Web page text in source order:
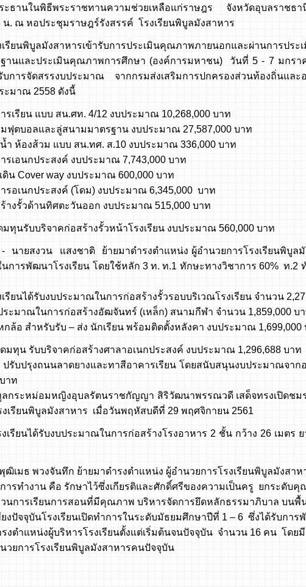
ระธานในพิธีพระราชทานความช่วยเหลือแก่ราษฎร จังหวัดอุบลรา
น. ณ หอประชุมราษฎร์รังสรรค์ โรงเรียนพิบูลมังสาหาร
มังสาหารเข้ารับการประเมินคุณภาพภายนอกและผ่านการประเ
ฐานและประเมินคุณภาพการศึกษา (องค์การมหาชน) วันที่ 5 - 7 มกรา
บการจัดสรรงบประมาณ จากกรมส่งเสริมการปกครองส่วนท้องถิ่นและ
ะมาณ 2558 ดังนี้
น แบบ สน.ศท. 4/12 งบประมาณ 10,268,000 บาท
ลและลู่สนามมาตรฐาน งบประมาณ 27,587,000 บาท
ส้วม แบบ สน.ทศ. ส.10 งบประมาณ 336,000 บาท
กประสงค์ งบประมาณ 7,743,000 บาท
way งบประมาณ 600,000 บาท
กประสงค์ (โดม) งบประมาณ 6,345,000 บาท
ด้านทิศตะวันออก งบประมาณ 515,000 บาท
ริจาคก่อสร้างรั้วหน้าโรงเรียน งบประมาณ 560,000 บาท
แสงชาติ ย้ายมาดำรงตำแหน่ง ผู้อำนวยการโรงเรียนพิบูลมัง
การพัฒนาโรงเรียน โดยใช้หลัก 3 ท. ท.1 ทักษะทางวิชาการ 60% ท.2
ะมาณในการก่อสร้างรั้วรอบบริเวณโรงเรียน จำนวน
อสร้างอัฒจันทร์ (เหล็ก) สนามกีฬา จำนวน 1,859,000 บา
– ส่ง นักเรียน พร้อมติดตั้งหลังคา งบประมาณ 1,699,000
บริจาคก่อสร้างศาลาอเนกประสงค์ งบประมาณ 1,296,688 บาท
งและทาสีอาคารเรียน โดยสนับสนุนงบประมาณจากองค์
าท
ลรัตนราชกัญญา สิริวัฒนาพรรณวดี เสด็จทรงเปิดชมรมแ
งเรียนพิบูลมังสาหาร เมื่อวันพฤหัสบดีที่ 29 พฤศจิกายน 2561
บงบประมาณในการก่อสร้างโรงอาหาร 2 ชั้น กว้าง 26 เมตร ยา
วงจันทึก ย้ายมาดำรงตำแหน่ง ผู้อำนวยการโรงเรียนพิบูลมังสาห
รทำงาน คือ รักษาไว้ซึ่งเกียรติและศักดิ์ศรีของความเป็นครู ยกระดับ
นการเรียนการสอนที่มีคุณภาพ บริหารจัดการยึดหลักธรรมาภิบาล บนพื้
งปัจจุบันโรงเรียนเปิดทำการในระดับมัธยมศึกษาปีที่ 1 – 6 ซึ่งได้รับการ
งตำแหน่งผู้บริหารโรงเรียนตั้งแต่เริ่มต้นจนปัจจุบัน จำนวน 16 คน โดย
ยการโรงเรียนพิบูลมังสาหารคนปัจจุบัน